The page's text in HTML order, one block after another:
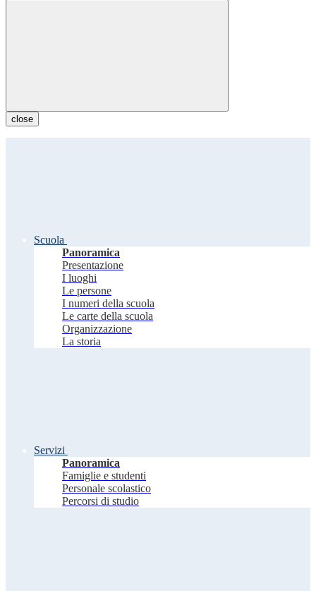
close
Scuola
Panoramica
Presentazione
I luoghi
Le persone
I numeri della scuola
Le carte della scuola
Organizzazione
La storia
Servizi
Panoramica
Famiglie e studenti
Personale scolastico
Percorsi di studio